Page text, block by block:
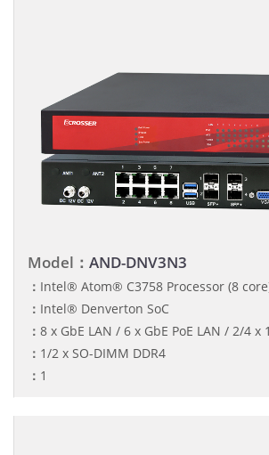
Model： AND-DNV3N3
： Intel® Atom® C3758 Processor (8
： Intel® Denverton SoC
： 8 x GbE LAN / 6 x GbE PoE LAN / 2/4 x
： 1/2 x SO-DIMM DDR4
： 1